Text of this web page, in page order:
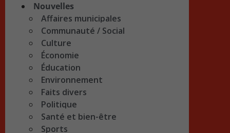
Nouvelles
Affaires municipales
Communauté / Social
Culture
Économie
Éducation
Environnement
Faits divers
Politique
Santé et bien-être
Sports